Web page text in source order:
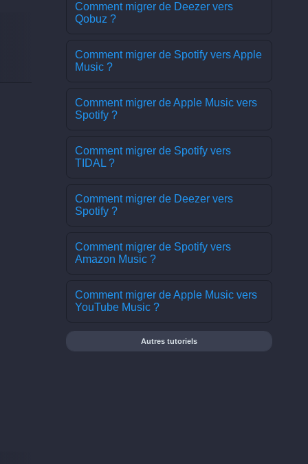
Comment migrer de Deezer vers
Qobuz ?
Comment migrer de Spotify vers Apple
Music ?
Comment migrer de Apple Music vers
Spotify ?
Comment migrer de Spotify vers
TIDAL ?
Comment migrer de Deezer vers
Spotify ?
Comment migrer de Spotify vers
Amazon Music ?
Comment migrer de Apple Music vers
YouTube Music ?
Autres tutoriels